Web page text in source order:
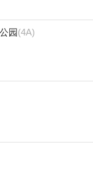
园(4A)